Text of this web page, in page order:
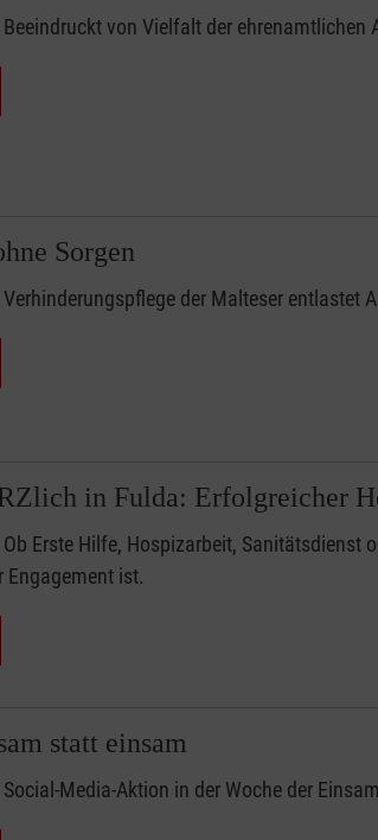
Beeindruckt von Vielfalt der ehrenamtlichen
Sorgen
Verhinderungspflege der Malteser entlastet
in Fulda: Erfolgreicher
Ob Erste Hilfe, Hospizarbeit, Sanitätsdienst
ist.
statt einsam
Social-Media-Aktion in der Woche der